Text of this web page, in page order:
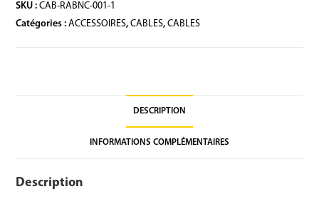
SKU :CAB-RABNC-001-1
Catégories :ACCESSOIRES,CABLES,CABLES
DESCRIPTION
INFORMATIONS COMPLÉMENTAIRES
Description